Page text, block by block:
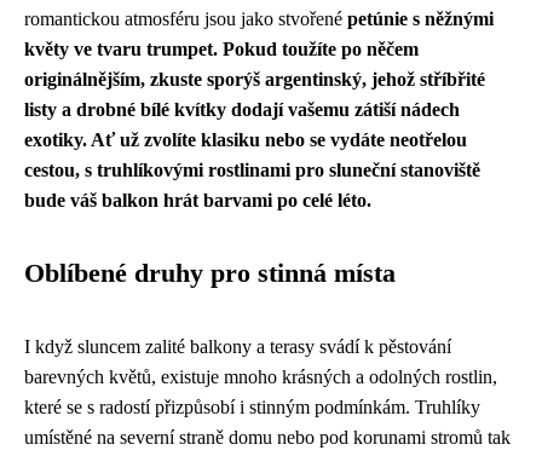
romantickou atmosféru jsou jako stvořené petúnie s něžnými
květy ve tvaru trumpet. Pokud toužíte po něčem
originálnějším, zkuste sporýš argentinský, jehož stříbřité
listy a drobné bílé kvítky dodají vašemu zátiší nádech
exotiky. Ať už zvolíte klasiku nebo se vydáte neotřelou
cestou, s truhlíkovými rostlinami pro sluneční stanoviště
bude váš balkon hrát barvami po celé léto.
Oblíbené druhy pro stinná místa
I když sluncem zalité balkony a terasy svádí k pěstování
barevných květů, existuje mnoho krásných a odolných rostlin,
které se s radostí přizpůsobí i stinným podmínkám. Truhlíky
umístěné na severní straně domu nebo pod korunami stromů tak